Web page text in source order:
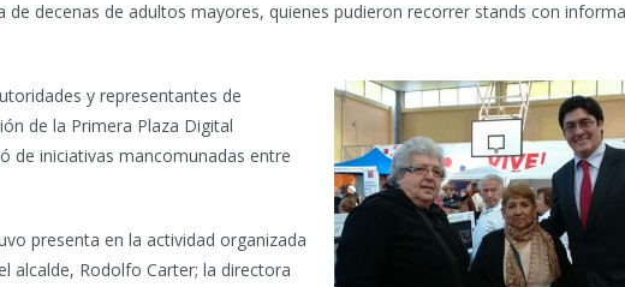
decenas de adultos mayores, quienes pudieron recorrer stands con
y representantes de
de la Primera Plaza Digital
de iniciativas mancomunadas entre
presenta en la actividad organizada
alcalde, Rodolfo Carter; la directora